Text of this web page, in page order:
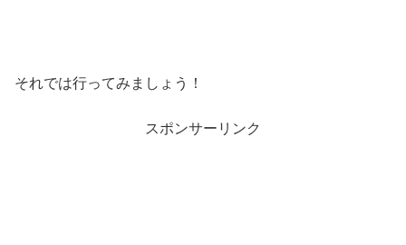
それでは行ってみましょう！
スポンサーリンク